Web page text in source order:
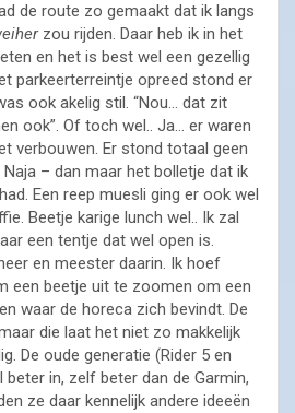
de route zo gemaakt dat ik langs
zou rijden. Daar heb ik in het
en het is best wel een gezellig
parkeerterreintje opreed stond er
ook akelig stil. “Nou… dat zit
ook”. Of toch wel.. Ja… er waren
verbouwen. Er stond totaal geen
– dan maar het bolletje dat ik
Een reep muesli ging er ook wel
Beetje karige lunch wel.. Ik zal
een tentje dat wel open is.
en meester daarin. Ik hoef
een beetje uit te zoomen om een
waar de horeca zich bevindt. De
die laat het niet zo makkelijk
De oude generatie (Rider 5 en
beter in, zelf beter dan de Garmin,
ze daar kennelijk andere ideeën